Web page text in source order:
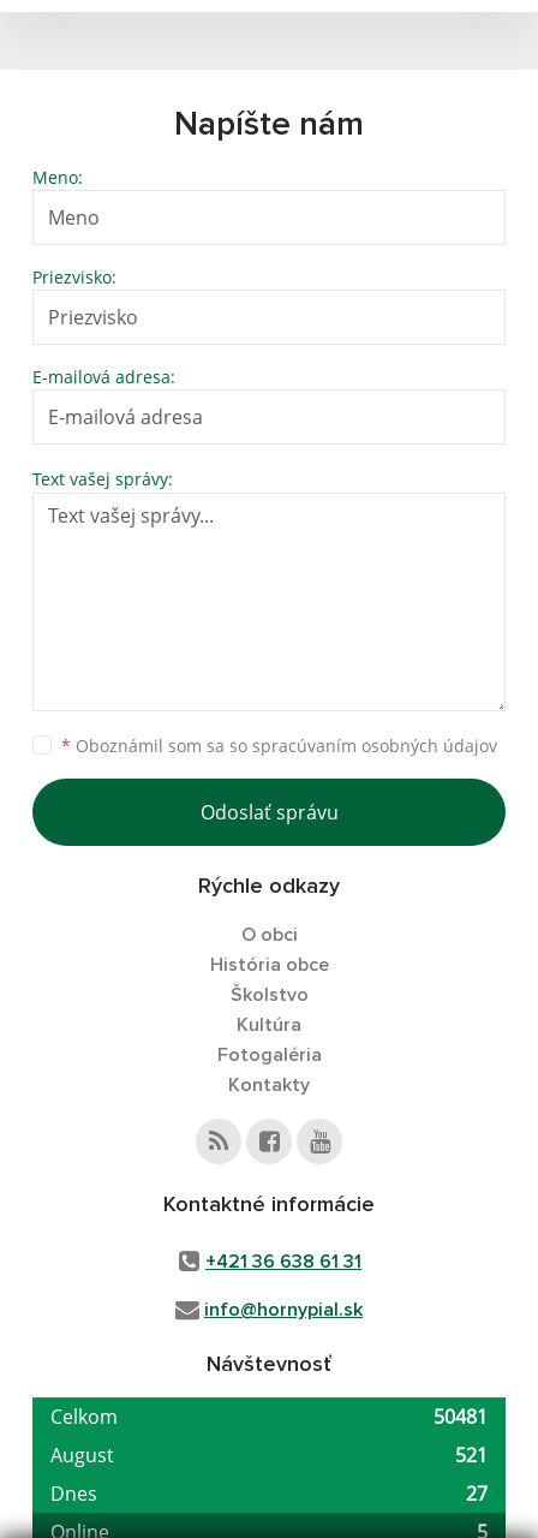
Napíšte nám
Meno:
Priezvisko:
E-mailová adresa:
Text vašej správy:
* Oboznámil som sa so spracúvaním osobných údajov
Odoslať správu
Rýchle odkazy
O obci
História obce
Školstvo
Kultúra
Fotogaléria
Kontakty
Kontaktné informácie
+421 36 638 61 31
info@hornypial.sk
Návštevnosť